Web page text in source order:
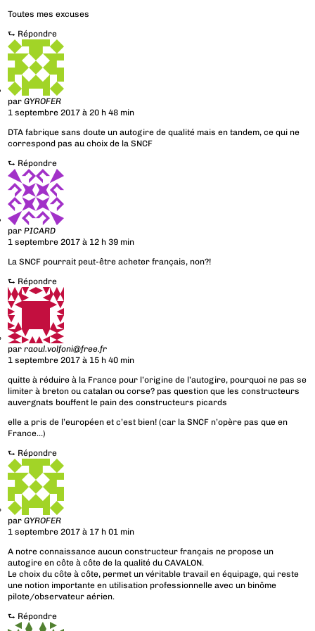
Toutes mes excuses
⮑ Répondre
parGYROFER
1 septembre 2017 à 20 h 48 min
DTA fabrique sans doute un autogire de qualité mais en tandem, ce qui ne
correspond pas au choix de la SNCF
⮑ Répondre
parPICARD
1 septembre 2017 à 12 h 39 min
La SNCF pourrait peut-être acheter français, non?!
⮑ Répondre
parraoul.volfoni@free.fr
1 septembre 2017 à 15 h 40 min
quitte à réduire à la France pour l’origine de l’autogire, pourquoi ne pas se
limiter à breton ou catalan ou corse? pas question que les constructeurs
auvergnats bouffent le pain des constructeurs picards
elle a pris de l’européen et c’est bien! (car la SNCF n’opère pas que en
France…)
⮑ Répondre
parGYROFER
1 septembre 2017 à 17 h 01 min
A notre connaissance aucun constructeur français ne propose un
autogire en côte à côte de la qualité du CAVALON.
Le choix du côte à côte, permet un véritable travail en équipage, qui reste
une notion importante en utilisation professionnelle avec un binôme
pilote/observateur aérien.
⮑ Répondre